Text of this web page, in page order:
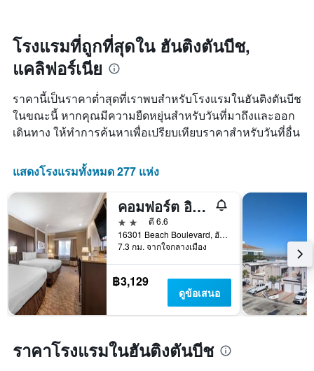
3
วัน
ที่
ผ่าน
แกน
แสดง
หมวด
โรงแรม
ตาม
จำนวน
ดาว
มี
แกน
Y
แกน
แสดง
ราคา
เฉลี่ย
ของ
ห้อง
พัก
ใน
สัปดาห์
วัน
ที่
เข้า
แผนภูมิ
มี
แกน
แกน
ก่อน
การ
เข้า
พัก
แผนภูมิ
แกน
Y
แกน
แแส
โรงแรมที่ถูกที่สุดใน ฮันติงตันบีช,
แคลิฟอร์เนีย
ราคานี้เป็นราคาต่ำสุดที่เราพบสำหรับโรงแรมในฮันติงตันบีช
ในขณะนี้ หากคุณมีความยืดหยุ่นสำหรับวันที่มาถึงและออก
เดินทาง ให้ทำการค้นหาเพื่อเปรียบเทียบราคาสำหรับวันที่อื่น
แสดงโรงแรมทั้งหมด 277 แห่ง
คอมฟอร์ต อินน์แอนด์สวีทส์ ฮันทิงตันบีช
2 ดาว
ดี 6.6
16301 Beach Boulevard, ฮันติงตันบีช, CA, สหรัฐอเมริกา
7.3 กม. จากใจกลางเมือง
฿3,129
ดูข้อเสนอ
ราคาโรงแรมในฮันติงตันบีช